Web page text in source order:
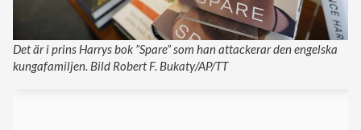
Det är i prins Harrys bok ”Spare” som han attackerar den engelska
kungafamiljen. Bild Robert F. Bukaty/AP/TT